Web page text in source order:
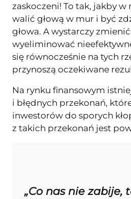
zaskoczeni! To tak, jakby w
walić głową w mur i być
głowa. A wystarczy
wyeliminować
się równocześnie na tych
przynoszą oczekiwane
Na rynku finansowym
i błędnych przekonań,
inwestorów do sporych
z takich przekonań jest
„Co nas nie zabije,